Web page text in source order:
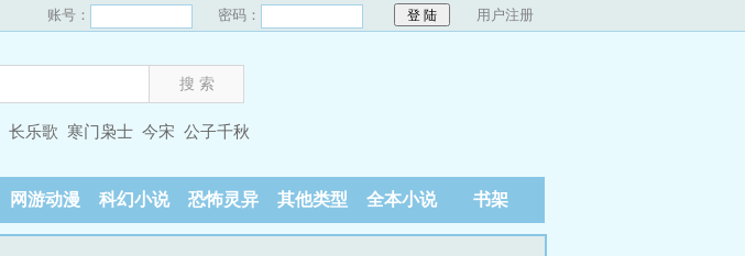
账号： 密码： 用户注册
长乐歌 寒门枭士 今宋 公子千秋
网游动漫 科幻小说 恐怖灵异 其他类型 全本小说 书架